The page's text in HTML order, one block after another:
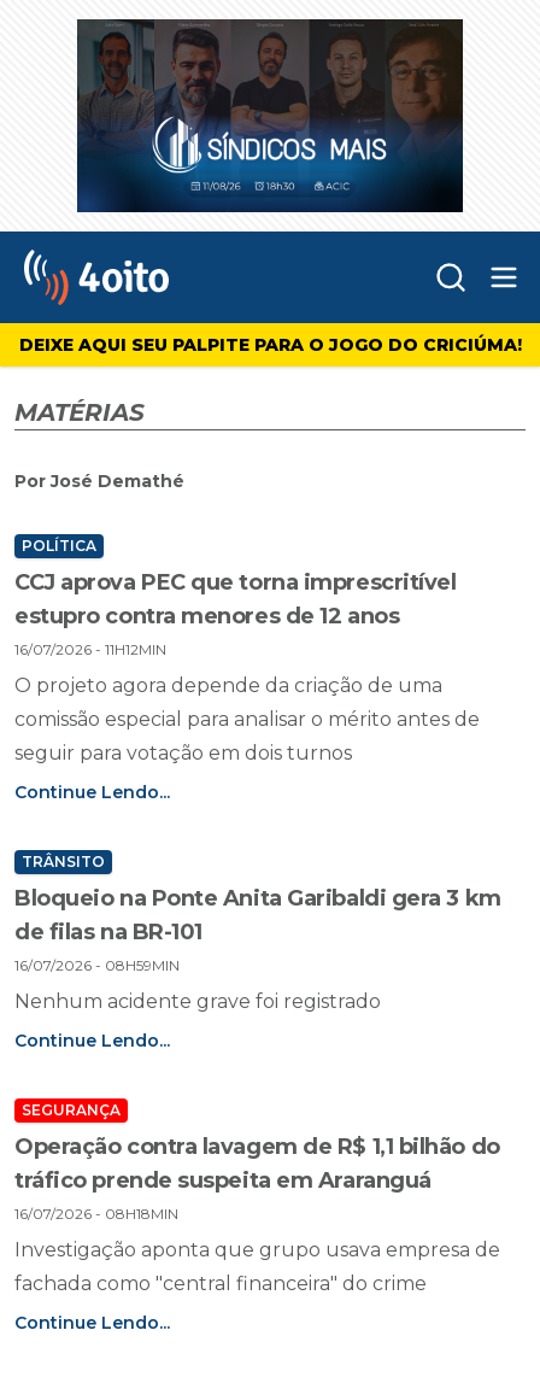
4oito
DEIXE AQUI SEU PALPITE PARA O JOGO DO CRICIÚMA!
MATÉRIAS
Por José Demathé
POLÍTICA
CCJ aprova PEC que torna imprescritível
estupro contra menores de 12 anos
16/07/2026 - 11H12MIN
O projeto agora depende da criação de uma
comissão especial para analisar o mérito antes de
seguir para votação em dois turnos
Continue Lendo...
TRÂNSITO
Bloqueio na Ponte Anita Garibaldi gera 3 km
de filas na BR-101
16/07/2026 - 08H59MIN
Nenhum acidente grave foi registrado
Continue Lendo...
SEGURANÇA
Operação contra lavagem de R$ 1,1 bilhão do
tráfico prende suspeita em Araranguá
16/07/2026 - 08H18MIN
Investigação aponta que grupo usava empresa de
fachada como "central financeira" do crime
Continue Lendo...